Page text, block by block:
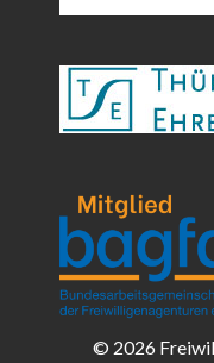
© 2026